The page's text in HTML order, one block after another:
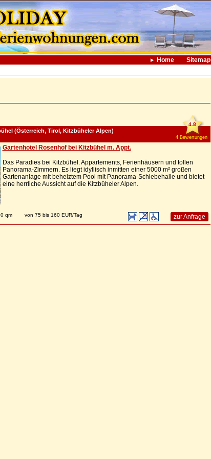
Home Sitemap
4.8
4 Bewertungen
(Österreich, Tirol, Kitzbüheler Alpen)
Gartenhotel Rosenhof bei Kitzbühel m. Appt.
Das Paradies bei Kitzbühel. Appartements, Ferienhäusern und tollen
Panorama-Zimmern. Es liegt idyllisch inmitten einer 5000 m² großen
Gartenanlage mit beheiztem Pool mit Panorama-Schiebehalle und bietet
eine herrliche Aussicht auf die Kitzbüheler Alpen.
qm von 75 bis 160 EUR/Tag zur Anfrage